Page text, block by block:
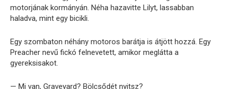
motorjának kormányán. Néha hazavitte Lilyt, lassabban
haladva, mint egy bicikli.
Egy szombaton néhány motoros barátja is átjött hozzá. Egy
Preacher nevű fickó felnevetett, amikor meglátta a
gyereksisakot.
— Mi van, Graveyard? Bölcsődét nyitsz?